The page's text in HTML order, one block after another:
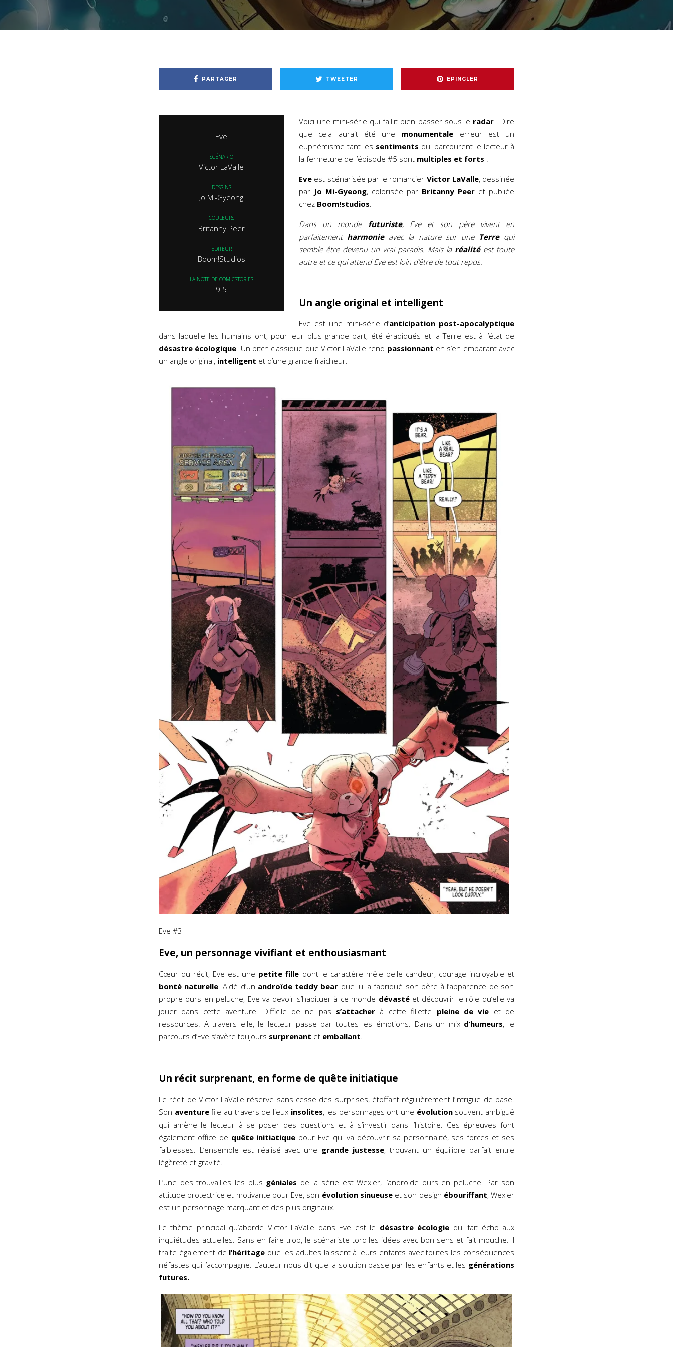
PARTAGER TWEETER EPINGLER
Eve
SCÉNARIO
Victor LaValle
DESSINS
Jo Mi-Gyeong
COULEURS
Britanny Peer
EDITEUR
Boom!Studios
LA NOTE DE COMICSTORIES
9.5
Voici une mini-série qui faillit bien passer sous le radar! Dire
que cela aurait été une monumentale erreur est un
euphémisme tant les sentiments qui parcourent le lecteur à
la fermeture de l’épisode #5 sont multiples et forts !
Eve est scénarisée par le romancier Victor LaValle, dessinée
par Jo Mi-Gyeong, colorisée par Britanny Peer et publiée
chez Boom!studios.
Dans un monde futuriste, Eve et son père vivent en
parfaitement harmonieavec la nature sur une Terrequi
semble être devenu un vrai paradis. Mais la réalitéest toute
autre et ce qui attend Eve est loin d’être de tout repos.
Un angle original et intelligent
Eve est une mini-série d’anticipation post-apocalyptique
dans laquelle les humains ont, pour leur plus grande part, été éradiqués et la Terre est à l’état de
désastre écologique. Un pitch classique que Victor LaValle rend passionnant en s’en emparant avec
un angle original, intelligent et d’une grande fraicheur.
Eve #3
Eve, un personnage vivifiant et enthousiasmant
Cœur du récit, Eve est une petite fille dont le caractère mêle belle candeur, courage incroyable et
bonté naturelle. Aidé d’un androïde teddy bear que lui a fabriqué son père à l’apparence de son
propre ours en peluche, Eve va devoir s’habituer à ce monde dévastéet découvrir le rôle qu’elle va
jouer dans cette aventure. Difficile de ne pas s’attacher à cette fillette pleine de vie et de
ressources. A travers elle, le lecteur passe par toutes les émotions. Dans un mix d’humeurs, le
parcours d’Eve s’avère toujours surprenant et emballant.
Un récit surprenant, en forme de quête initiatique
Le récit de Victor LaValle réserve sans cesse des surprises, étoffant régulièrement l’intrigue de base.
Son aventurefile au travers de lieux insolites, les personnages ont une évolutionsouvent ambiguë
qui amène le lecteur à se poser des questions et à s’investir dans l’histoire. Ces épreuves font
également office de quête initiatique pour Eve qui va découvrir sa personnalité, ses forces et ses
faiblesses. L’ensemble est réalisé avec une grande justesse, trouvant un équilibre parfait entre
légèreté et gravité.
L’une des trouvailles les plus géniales de la série est Wexler, l’androïde ours en peluche. Par son
attitude protectrice et motivante pour Eve, son évolution sinueuseet son design ébouriffant, Wexler
est un personnage marquant et des plus originaux.
Le thème principal qu’aborde Victor LaValle dans Eve est le désastre écologie qui fait écho aux
inquiétudes actuelles. Sans en faire trop, le scénariste tord les idées avec bon sens et fait mouche. Il
traite également de l’héritage que les adultes laissent à leurs enfants avec toutes les conséquences
néfastes qui l’accompagne. L’auteur nous dit que la solution passe par les enfants et les générations
futures.